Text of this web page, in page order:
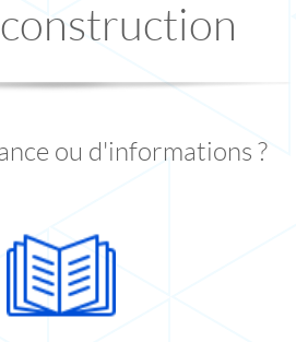
ou d'informations ?